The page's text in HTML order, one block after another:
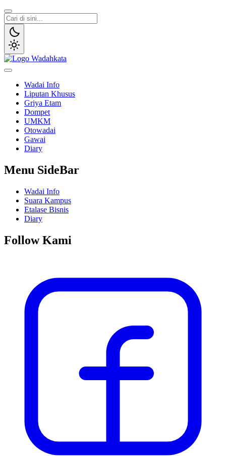
Wadai Info
Liputan Khusus
Griya Etam
Dompet
UMKM
Otowadai
Gawai
Diary
Menu SideBar
Wadai Info
Suara Kampus
Etalase Bisnis
Diary
Follow Kami